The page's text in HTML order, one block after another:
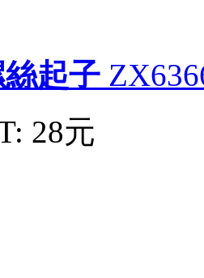
起子
28元